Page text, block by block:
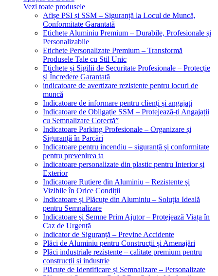
Vezi toate produsele
Afișe PSI și SSM – Siguranță la Locul de Muncă,
Conformitate Garantată
Etichete Aluminiu Premium – Durabile, Profesionale și
Personalizabile
Etichete Personalizate Premium – Transformă
Produsele Tale cu Stil Unic
Etichete și Sigilii de Securitate Profesionale – Protecție
și Încredere Garantată
indicatoare de avertizare rezistente pentru locuri de
muncă
Indicatoare de informare pentru clienți și angajați
Indicatoare de Obligație SSM – Protejează-ți Angajații
cu Semnalizare Corectă”
Indicatoare Parking Profesionale – Organizare și
Siguranță în Parcări
Indicatoare pentru incendiu – siguranță și conformitate
pentru prevenirea ta
Indicatoare personalizate din plastic pentru Interior și
Exterior
Indicatoare Rutiere din Aluminiu – Rezistente și
Vizibile în Orice Condiții
Indicatoare și Plăcuțe din Aluminiu – Soluția Ideală
pentru Semnalizare
Indicatoare și Semne Prim Ajutor – Protejează Viața în
Caz de Urgență
Indicator de Siguranță – Previne Accidente
Plăci de Aluminiu pentru Construcții și Amenajări
Plăci industriale rezistente – calitate premium pentru
construcții și industrie
Plăcuțe de Identificare și Semnalizare – Personalizate